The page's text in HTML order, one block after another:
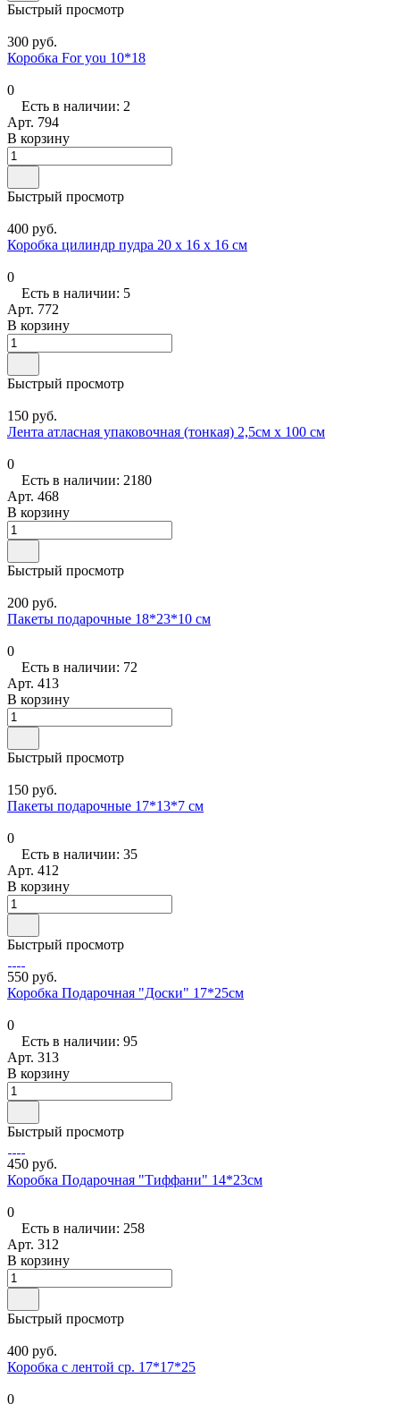
Быстрый просмотр
300 руб.
Коробка For you 10*18
0
Есть в наличии: 2
Арт. 794
В корзину
Быстрый просмотр
400 руб.
Коробка цилиндр пудра 20 х 16 х 16 см
0
Есть в наличии: 5
Арт. 772
В корзину
Быстрый просмотр
150 руб.
Лента атласная упаковочная (тонкая) 2,5см х 100 см
0
Есть в наличии: 2180
Арт. 468
В корзину
Быстрый просмотр
200 руб.
Пакеты подарочные 18*23*10 см
0
Есть в наличии: 72
Арт. 413
В корзину
Быстрый просмотр
150 руб.
Пакеты подарочные 17*13*7 см
0
Есть в наличии: 35
Арт. 412
В корзину
Быстрый просмотр
550 руб.
Коробка Подарочная "Доски" 17*25см
0
Есть в наличии: 95
Арт. 313
В корзину
Быстрый просмотр
450 руб.
Коробка Подарочная "Тиффани" 14*23см
0
Есть в наличии: 258
Арт. 312
В корзину
Быстрый просмотр
400 руб.
Коробка с лентой ср. 17*17*25
0